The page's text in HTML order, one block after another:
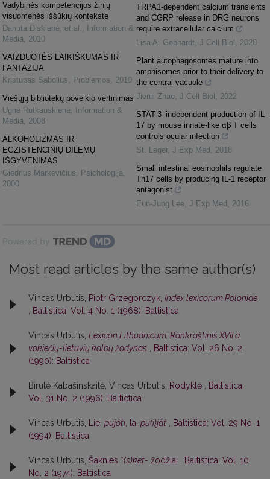
Vadybinės kompetencijos žinių
visuomenės iššūkių kontekste
Danuta Diskienė, et al. ,
Information &
Media, 2010
VAIZDUOTĖS LAIKIŠKUMAS IR
FANTAZIJA
Kristupas Sabolius, Problemos, 2010
Viešųjų bibliotekų poveikio vertinimas
Ugnė Rutkauskienė,
Information &
Media, 2008
ALKOHOLIZMAS IR
EGZISTENCINIŲ DILEMŲ
IŠGYVENIMAS
Giedrius Markevičius, Psichologija,
2000
TRPA1-dependent calcium transients
and CGRP release in DRG neurons
require extracellular calcium
Lisa A. Gebhardt, J Cell Biol , 2020
Plant autophagosomes mature into
amphisomes prior to their delivery to
the central vacuole
Jierui Zhao, J Cell Biol , 2022
STAT-3–independent production of IL-
17 by mouse innate-like αβ T cells
controls ocular infection
St. Leger, J Exp Med , 2018
Small intestinal eosinophils regulate
Th17 cells by producing IL-1 receptor
antagonist
Eun-Jung Lee, J Exp Med , 2016
Powered by
Most read articles by the same author(s)
Vincas Urbutis, Piotr Grzegorczyk, Index lexicorum Poloniae
Baltistica: Vol. 4 No. 1 (1968): Baltistica
Vincas Urbutis, Lexicon Lithuanicum. Rankraštinis XVII a.
vokiečių-lietuvių kalbų žodynas
Baltistica: Vol. 26 No. 2
(1990): Baltistica
Birutė Kabašinskaitė, Vincas Urbutis, Rodyklė
Baltistica:
Vol. 31 No. 2 (1996): Baltictica
Vincas Urbutis, Lie. pujóti , la. pu(i)jât
Baltistica: Vol. 29 No. 1
(1994): Baltistica
Vincas Urbutis, Šaknies *(s)ket- žodžiai
Baltistica: Vol. 10
No. 2 (1974): Baltistica